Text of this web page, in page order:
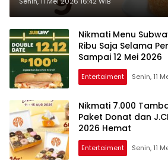
Nikmati Menu
Ribu Saja Selama
Sampai 12 Mei 2026
Entertaiment
Nikmati 7.000
Paket Donat dan
2026 Hemat
Entertaiment